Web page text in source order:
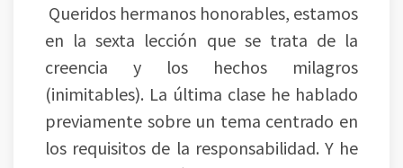
Queridos hermanos honorables, estamos
en la sexta lección que se trata de la
creencia y los hechos milagros
(inimitables). La última clase he hablado
previamente sobre un tema centrado en
los requisitos de la responsabilidad. Y he